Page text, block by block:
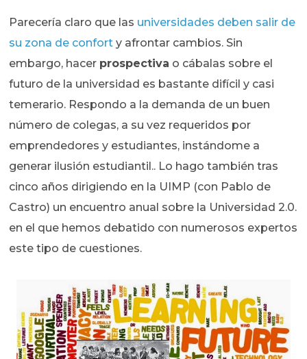
Parecería claro que las universidades deben salir de
su zona de confort y afrontar cambios. Sin
embargo, hacer prospectiva o cábalas sobre el
futuro de la universidad es bastante difícil y casi
temerario. Respondo a la demanda de un buen
número de colegas, a su vez requeridos por
emprendedores y estudiantes, instándome a
generar ilusión estudiantil.. Lo hago también tras
cinco años dirigiendo en la UIMP (con Pablo de
Castro) un encuentro anual sobre la Universidad 2.0.
en el que hemos debatido con numerosos expertos
este tipo de cuestiones.